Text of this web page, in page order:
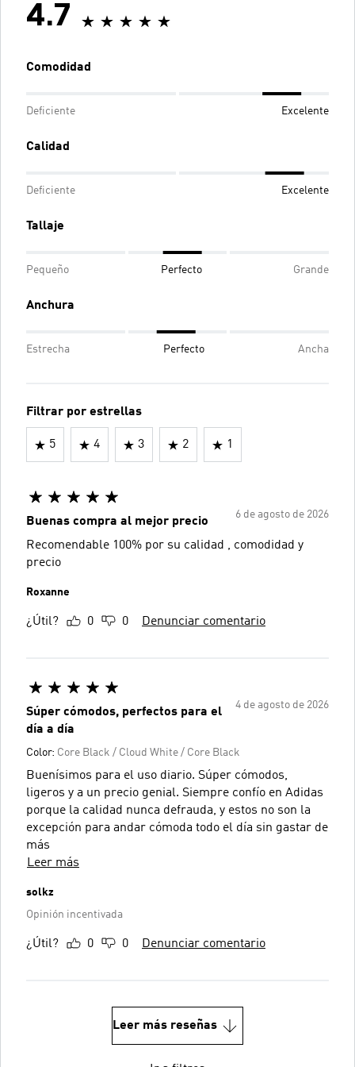
4.7
Comodidad
Deficiente Excelente
Calidad
Deficiente Excelente
Tallaje
Pequeño Perfecto Grande
Anchura
Estrecha Perfecto Ancha
Filtrar por estrellas
5 4 3 2 1
6 de agosto de 2026
Buenas compra al mejor precio
Recomendable 100% por su calidad , comodidad y
precio
Roxanne
¿Útil? 0 0 Denunciar comentario
4 de agosto de 2026
Súper cómodos, perfectos para el
día a día
Color: Core Black / Cloud White / Core Black
Buenísimos para el uso diario. Súper cómodos,
ligeros y a un precio genial. Siempre confío en Adidas
porque la calidad nunca defrauda, y estos no son la
excepción para andar cómoda todo el día sin gastar de
más
Leer más
solkz
Opinión incentivada
¿Útil? 0 0 Denunciar comentario
Leer más reseñas